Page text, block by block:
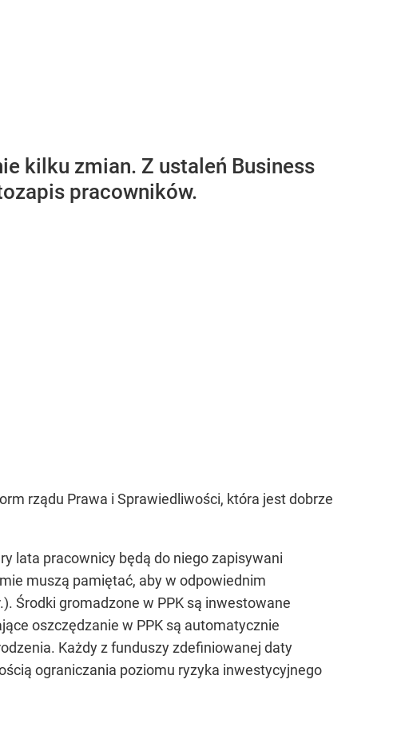
kilku zmian. Z ustaleń Business
pracowników.
rządu Prawa i Sprawiedliwości, która jest dobrze
lata pracownicy będą do niego zapisywani
muszą pamiętać, aby w odpowiednim
Środki gromadzone w PPK są inwestowane
oszczędzanie w PPK są automatycznie
Każdy z funduszy zdefiniowanej daty
ograniczania poziomu ryzyka inwestycyjnego